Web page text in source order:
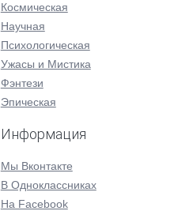
Космическая
Научная
Психологическая
Ужасы и Мистика
Фэнтези
Эпическая
Информация
Мы Вконтакте
В Одноклассниках
На Facebook